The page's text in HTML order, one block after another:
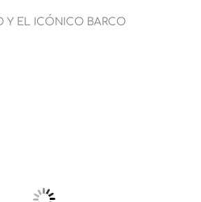
Y EL ICÓNICO BARCO